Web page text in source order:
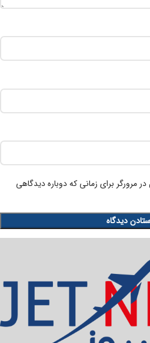
مرورگر برای زمانی که دوباره دیدگاهی